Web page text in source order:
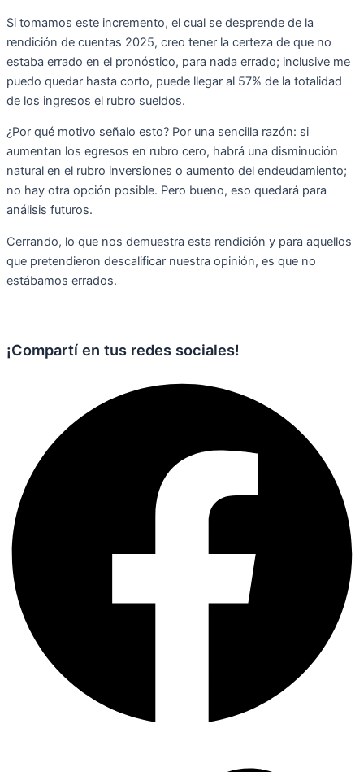
Si tomamos este incremento, el cual se desprende de la
rendición de cuentas 2025, creo tener la certeza de que no
estaba errado en el pronóstico, para nada errado; inclusive me
puedo quedar hasta corto, puede llegar al 57% de la totalidad
de los ingresos el rubro sueldos.
¿Por qué motivo señalo esto? Por una sencilla razón: si
aumentan los egresos en rubro cero, habrá una disminución
natural en el rubro inversiones o aumento del endeudamiento;
no hay otra opción posible. Pero bueno, eso quedará para
análisis futuros.
Cerrando, lo que nos demuestra esta rendición y para aquellos
que pretendieron descalificar nuestra opinión, es que no
estábamos errados.
¡Compartí en tus redes sociales!